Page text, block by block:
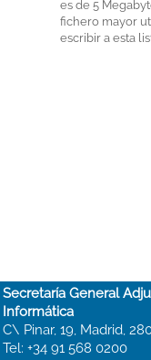
es de 5
fichero mayor
escribir a esta
Secretaría General
Informática
C\ Pinar, 19, Madrid,
Tel: +34 91 568 0200